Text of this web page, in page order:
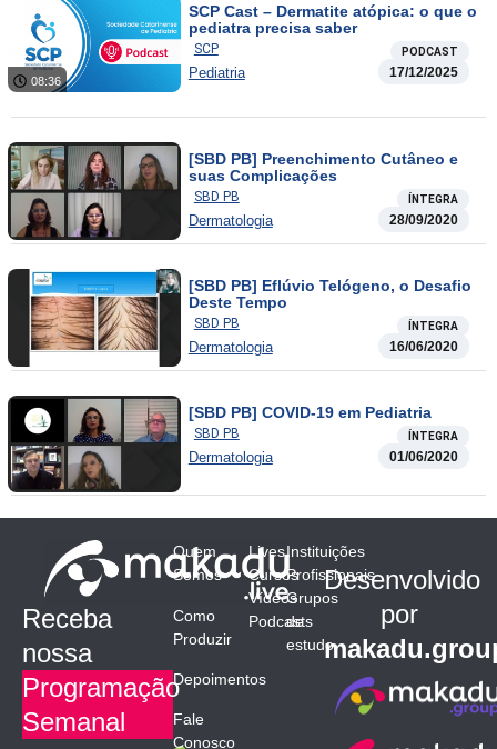
08:36
SCP Cast – Dermatite atópica: o que o
pediatra precisa saber
SCP PODCAST
Pediatria 17/12/2025
[SBD PB] Preenchimento Cutâneo e
suas Complicações
SBD PB ÍNTEGRA
Dermatologia 28/09/2020
[SBD PB] Eflúvio Telógeno, o Desafio
Deste Tempo
SBD PB ÍNTEGRA
Dermatologia 16/06/2020
[SBD PB] COVID-19 em Pediatria
SBD PB ÍNTEGRA
Dermatologia 01/06/2020
Receba
nossa
Programação
Semanal
Quem
Somos
Como
Produzir
Depoimentos
Fale
Conosco
Lives
Cursos
Vídeos
Podcasts
Instituições
Profissionais
Grupos
de
estudo
Desenvolvido
por